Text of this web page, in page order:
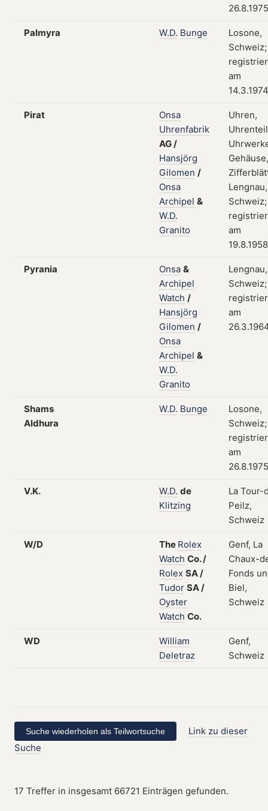
26.8.1975
Palmyra W.D. Bunge
Losone,
Schweiz;
am
14.3.1974
Pirat
Onsa
Uhrenfabrik
AG/
Hansjörg
Gilomen /
Onsa
Archipel &
W.D.
Granito
Uhren,
Gehäuse,
Lengnau,
Schweiz;
am
19.8.1958
Pyrania Onsa &
Archipel
Watch /
Hansjörg
Gilomen /
Onsa
Archipel &
W.D.
Granito
Lengnau,
Schweiz;
am
Shams
Aldhura
W.D. Bunge
Losone,
Schweiz;
am
26.8.1975
V.K. W.D. de
Klitzing
La Tour-
Peilz,
Schweiz
W/D The Rolex
Watch Co./
Rolex SA/
Tudor SA/
Oyster
Watch Co.
Genf, La
Chaux-
Fonds
Biel,
Schweiz
WD
William
Deletraz
Genf,
Schweiz
Link zu dieser
Suche
17 Treffer in insgesamt 66721 Einträgen gefunden.